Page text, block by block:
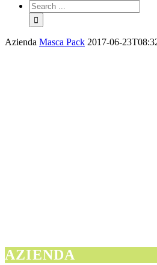
Azienda Masca Pack 2017-06-
AZIENDA